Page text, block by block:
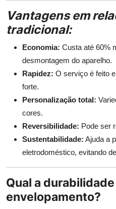
Vantagens em
tradicional:
Economia: Custa até 60%
desmontagem do aparelho.
Rapidez: O serviço é feito
forte.
Personalização total:
cores.
Reversibilidade: Pode ser
Sustentabilidade: Ajuda a
eletrodoméstico, evitando
Qual a
envelopamento?